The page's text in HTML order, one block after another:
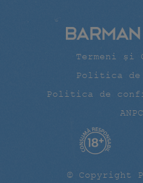
Termeni și
Politica de
Politica de
ANPC
© Copyright